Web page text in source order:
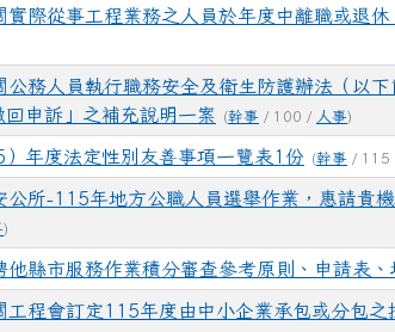
實際從事工程業務之人員於年度中離職或退
公務人員執行職務安全及衛生防護辦法（以
申訴」之補充說明一案
(幹事 / 100 / 人事)
）年度法定性別友善事項一覽表1份 (幹事 / 115
公所-115年地方公職人員選舉作業，惠請貴
)
他縣市服務作業積分審查參考原則、申請表、
工程會訂定115年度由中小企業承包或分包